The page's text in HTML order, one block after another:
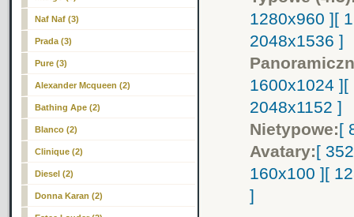
Naf Naf (3)
Prada (3)
Pure (3)
Alexander Mcqueen (2)
Bathing Ape (2)
Blanco (2)
Clinique (2)
Diesel (2)
Donna Karan (2)
1280x960 ][
2048x1536 ]
1600x1024 ][
2048x1152 ]
Nietypowe:[
Avatary:[
160x100 ][
]